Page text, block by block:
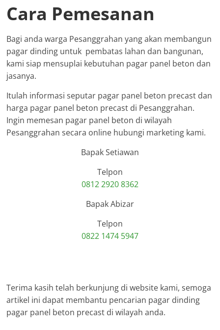
Cara Pemesanan
Bagi anda warga Pesanggrahan yang akan membangun
pagar dinding untuk pembatas lahan dan bangunan,
kami siap mensuplai kebutuhan pagar panel beton dan
jasanya.
Itulah informasi seputar pagar panel beton precast dan
harga pagar panel beton precast di Pesanggrahan.
Ingin memesan pagar panel beton di wilayah
Pesanggrahan secara online hubungi marketing kami.
Bapak Setiawan
Telpon
0812 2920 8362
Bapak Abizar
Telpon
0822 1474 5947
Terima kasih telah berkunjung di website kami, semoga
artikel ini dapat membantu pencarian pagar dinding
pagar panel beton precast di wilayah anda.